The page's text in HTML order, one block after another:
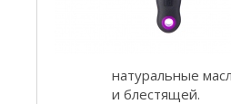
натуральные
и блестящей.